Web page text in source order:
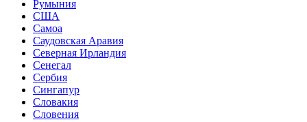
Румыния
США
Самоа
Саудовская Аравия
Северная Ирландия
Сенегал
Сербия
Сингапур
Словакия
Словения